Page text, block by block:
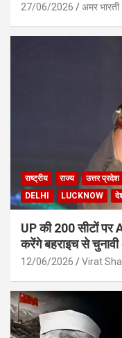
27/06/2026 अमर भारती
राष्ट्रीय राज्य उत्तर प्रदेश
DELHI
LUCKNOW
UP की 200 सीटों पर
करेंगे बहराइच से
12/06/2026 Virat